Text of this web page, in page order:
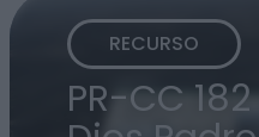
RECURSO
PR-CC